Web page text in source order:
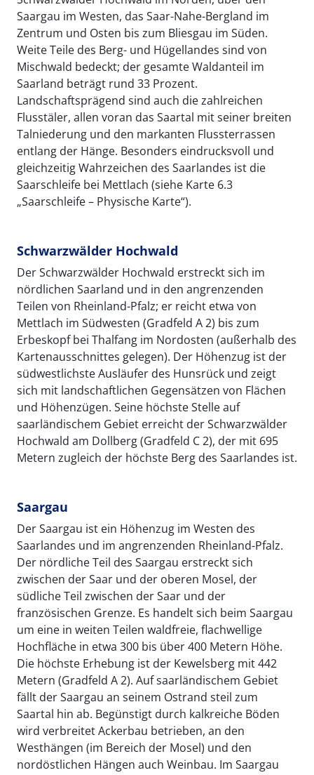
Saargau im Westen, das Saar-Nahe-Bergland im
Zentrum und Osten bis zum Bliesgau im Süden.
Weite Teile des Berg- und Hügellandes sind von
Mischwald bedeckt; der gesamte Waldanteil im
Saarland beträgt rund 33 Prozent.
Landschaftsprägend sind auch die zahlreichen
Flusstäler, allen voran das Saartal mit seiner breiten
Talniederung und den markanten Flussterrassen
entlang der Hänge. Besonders eindrucksvoll und
gleichzeitig Wahrzeichen des Saarlandes ist die
Saarschleife bei Mettlach (siehe Karte 6.3
„Saarschleife – Physische Karte“).
Schwarzwälder Hochwald
Der Schwarzwälder Hochwald erstreckt sich im
nördlichen Saarland und in den angrenzenden
Teilen von Rheinland-Pfalz; er reicht etwa von
Mettlach im Südwesten (Gradfeld A 2) bis zum
Erbeskopf bei Thalfang im Nordosten (außerhalb des
Kartenausschnittes gelegen). Der Höhenzug ist der
südwestlichste Ausläufer des Hunsrück und zeigt
sich mit landschaftlichen Gegensätzen von Flächen
und Höhenzügen. Seine höchste Stelle auf
saarländischem Gebiet erreicht der Schwarzwälder
Hochwald am Dollberg (Gradfeld C 2), der mit 695
Metern zugleich der höchste Berg des Saarlandes ist.
Saargau
Der Saargau ist ein Höhenzug im Westen des
Saarlandes und im angrenzenden Rheinland-Pfalz.
Der nördliche Teil des Saargau erstreckt sich
zwischen der Saar und der oberen Mosel, der
südliche Teil zwischen der Saar und der
französischen Grenze. Es handelt sich beim Saargau
um eine in weiten Teilen waldfreie, flachwellige
Hochfläche in etwa 300 bis über 400 Metern Höhe.
Die höchste Erhebung ist der Kewelsberg mit 442
Metern (Gradfeld A 2). Auf saarländischem Gebiet
fällt der Saargau an seinem Ostrand steil zum
Saartal hin ab. Begünstigt durch kalkreiche Böden
wird verbreitet Ackerbau betrieben, an den
Westhängen (im Bereich der Mosel) und den
nordöstlichen Hängen auch Weinbau. Im Saargau